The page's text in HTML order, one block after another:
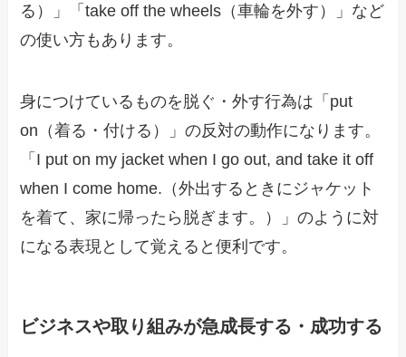
る）」「take off the wheels（車輪を外す）」など
の使い方もあります。
身につけているものを脱ぐ・外す行為は「put
on（着る・付ける）」の反対の動作になります。
「I put on my jacket when I go out, and take it off
when I come home.（外出するときにジャケット
を着て、家に帰ったら脱ぎます。）」のように対
になる表現として覚えると便利です。
ビジネスや取り組みが急成長する・成功する